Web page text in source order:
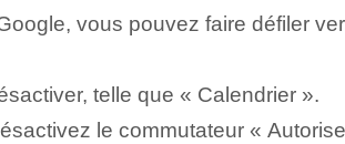
vous pouvez faire défiler
telle que « Calendrier ».
le commutateur «